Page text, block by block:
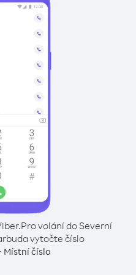
Pro volání do Severní
vytočte číslo
Místní číslo